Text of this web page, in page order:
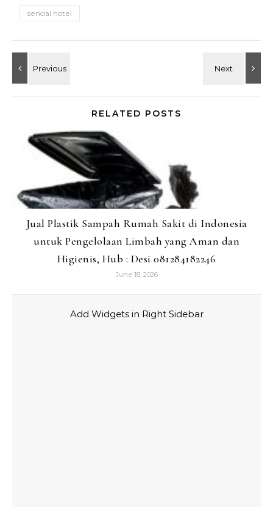
sendal hotel
RELATED POSTS
Jual Plastik Sampah Rumah Sakit di Indonesia
untuk Pengelolaan Limbah yang Aman dan
Higienis, Hub : Desi 081284182246
June 18, 2026
Add Widgets in Right Sidebar